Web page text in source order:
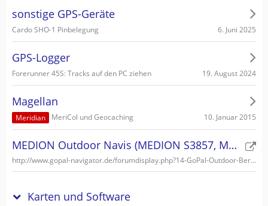
sonstige GPS-Geräte
Cardo SHO-1 Pinbelegung 6. Juni 2025
GPS-Logger
Forerunner 45S: Tracks auf den PC ziehen 19. August 2024
Magellan
Meridian MeriCol und Geocaching 10. Januar 2015
MEDION Outdoor Navis (MEDION S3857, MEDION S3747)
http://www.gopal-navigator.de/forumdisplay.php?14-GoPal-Outdoor-Bereich
Karten und Software